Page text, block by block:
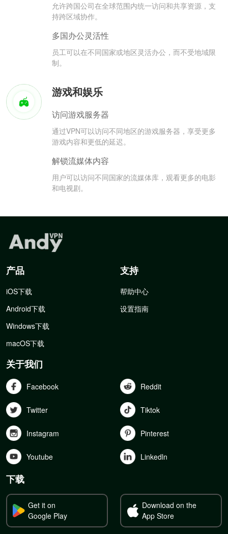
允许跨国公司在全球范围内统一访问和共享资源，支
持跨区域协作。
多国办公灵活性
员工可以在不同国家或地区灵活办公，而不受地域限
制。
游戏和娱乐
访问游戏服务器
通过VPN可以访问不同地区的游戏服务器，享受更多
游戏内容和更低的延迟。
解锁流媒体内容
用户可以访问不同国家的流媒体库，观看更多的电影
和电视剧。
产品
iOS下载
Android下载
Windows下载
macOS下载
支持
帮助中心
设置指南
关于我们
Facebook Reddit
Twitter Tiktok
Instagram Pinterest
Youtube Linkedln
下载
Get it on
Google Play
Download on the
App Store